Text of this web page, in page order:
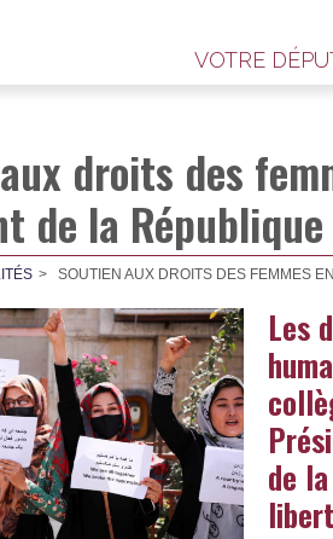
VOTRE
droits des
de la République
SOUTIEN AUX DROITS DES FEMMES
Les
de